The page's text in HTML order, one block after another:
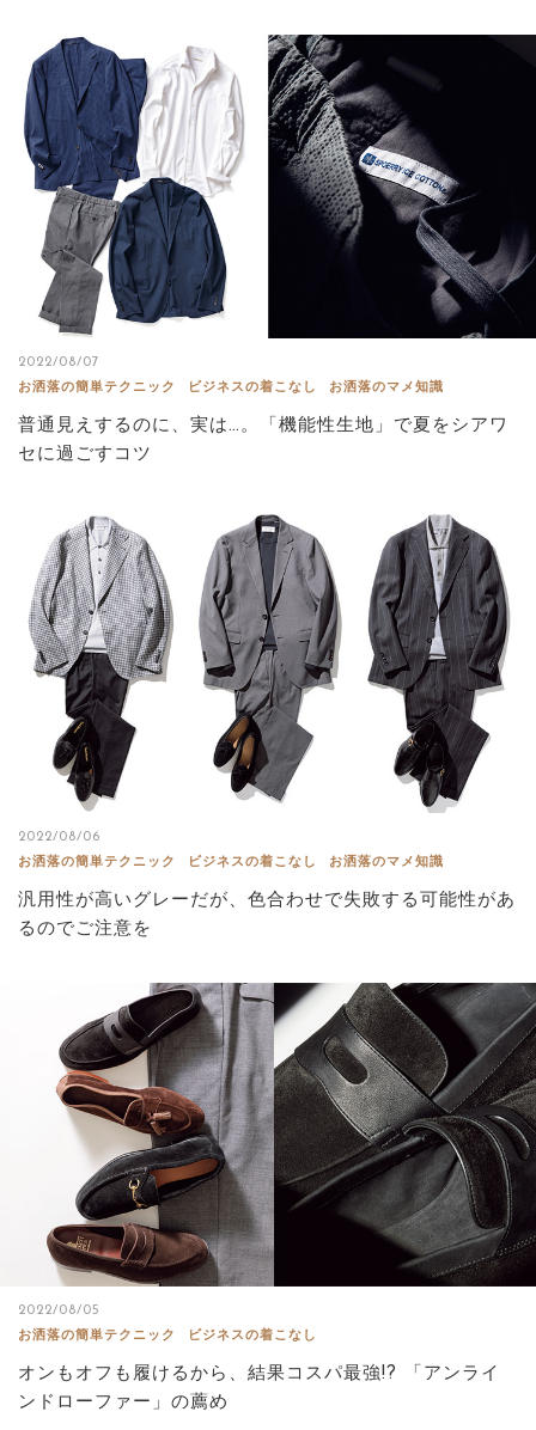
2022/08/07
お洒落の簡単テクニック
ビジネスの着こなし お洒落のマメ知識
普通見えするのに、実は…。「機能性生地」で夏をシアワ
セに過ごすコツ
2022/08/06
お洒落の簡単テクニック
ビジネスの着こなし お洒落のマメ知識
汎用性が高いグレーだが、色合わせで失敗する可能性があ
るのでご注意を
2022/08/05
お洒落の簡単テクニック
ビジネスの着こなし
オンもオフも履けるから、結果コスパ最強!? 「アンライ
ンドローファー」の薦め